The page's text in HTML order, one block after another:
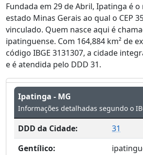
Fundada em 29 de Abril, Ipatinga é
estado Minas Gerais ao qual o CEP
vinculado. Quem nasce aqui é
ipatinguense. Com 164,884 km² de
código IBGE 3131307, a cidade
e é atendida pelo DDD 31.
Ipatinga - MG
Informações detalhadas segundo o
DDD da Cidade:
31
Gentílico: